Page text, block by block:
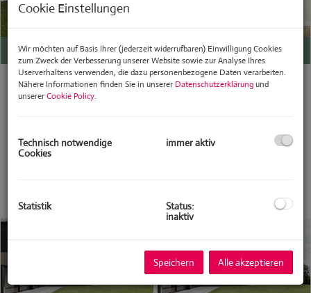
Cookie Einstellungen
Wir möchten auf Basis Ihrer (jederzeit widerrufbaren) Einwilligung Cookies
zum Zweck der Verbesserung unserer Website sowie zur Analyse Ihres
Userverhaltens verwenden, die dazu personenbezogene Daten verarbeiten.
Nähere Informationen finden Sie in unserer Datenschutzerklärungund
unsererCookie Policy.
Technisch notwendige
Cookies
immer aktiv
Statistik
Status:
inaktiv
Speichern Alle akzeptieren